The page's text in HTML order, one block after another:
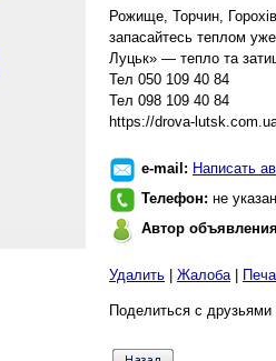
Рожище, Торчин,
запасайтесь теплом
Луцьк» — тепло та
Тел 050 109 40 84
Тел 098 109 40 84
https://drova-
e-mail: Написать
Телефон: не указан
Автор
Удалить Жалоба|
Поделиться с